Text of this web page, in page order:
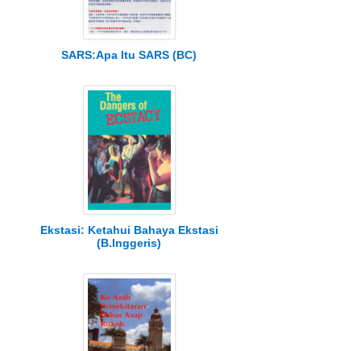
SARS:Apa Itu SARS (BC)
Ekstasi: Ketahui Bahaya Ekstasi
(B.Inggeris)